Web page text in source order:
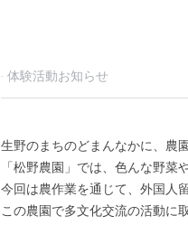
2018年9月5日 ·体験活動お知らせ
生野のまちのどまんなかに、農
「松野農園」では、色んな野菜
今回は農作業を通じて、外国人
この農園で多文化交流の活動に